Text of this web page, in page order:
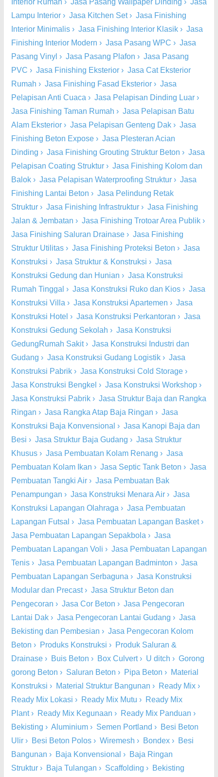
Interior Rumah › Jasa Pasang Wallpaper Dinding › Jasa
Lampu Interior › Jasa Kitchen Set› Jasa Finishing
Interior Minimalis › Jasa Finishing Interior Klasik › Jasa
Finishing Interior Modern › Jasa Pasang WPC › Jasa
Pasang Vinyl › Jasa Pasang Plafon › Jasa Pasang
PVC › Jasa Finishing Eksterior › Jasa Cat Eksterior
Rumah › Jasa Finishing Fasad Eksterior › Jasa
Pelapisan Anti Cuaca › Jasa Pelapisan Dinding Luar ›
Jasa Finishing Taman Rumah › Jasa Pelapisan Batu
Alam Eksterior › Jasa Pelapisan Genteng Dak › Jasa
Finishing Beton Expose › Jasa Plesteran Acian
Dinding › Jasa Finishing Grouting Struktur Beton › Jasa
Pelapisan Coating Struktur › Jasa Finishing Kolom dan
Balok › Jasa Pelapisan Waterproofing Struktur › Jasa
Finishing Lantai Beton › Jasa Pelindung Retak
Struktur › Jasa Finishing Infrastruktur › Jasa Finishing
Jalan & Jembatan › Jasa Finishing Trotoar Area Publik ›
Jasa Finishing Saluran Drainase › Jasa Finishing
Struktur Utilitas › Jasa Finishing Proteksi Beton › Jasa
Konstruksi › Jasa Struktur & Konstruksi › Jasa
Konstruksi Gedung dan Hunian › Jasa Konstruksi
Rumah Tinggal › Jasa Konstruksi Ruko dan Kios › Jasa
Konstruksi Villa › Jasa Konstruksi Apartemen › Jasa
Konstruksi Hotel › Jasa Konstruksi Perkantoran › Jasa
Konstruksi Gedung Sekolah › Jasa Konstruksi
GedungRumah Sakit› Jasa Konstruksi Industri dan
Gudang › Jasa Konstruksi Gudang Logistik › Jasa
Konstruksi Pabrik › Jasa Konstruksi Cold Storage ›
Jasa Konstruksi Bengkel › Jasa Konstruksi Workshop ›
Jasa Konstruksi Pabrik › Jasa Struktur Baja dan Rangka
Ringan › Jasa Rangka Atap Baja Ringan › Jasa
Konstruksi Baja Konvensional › Jasa Kanopi Baja dan
Besi › Jasa Struktur Baja Gudang › Jasa Struktur
Khusus › Jasa Pembuatan Kolam Renang › Jasa
Pembuatan Kolam Ikan › Jasa Septic Tank Beton › Jasa
Pembuatan Tangki Air › Jasa Pembuatan Bak
Penampungan › Jasa Konstruksi Menara Air › Jasa
Konstruksi Lapangan Olahraga › Jasa Pembuatan
Lapangan Futsal › Jasa Pembuatan Lapangan Basket›
Jasa Pembuatan Lapangan Sepakbola › Jasa
Pembuatan Lapangan Voli › Jasa Pembuatan Lapangan
Tenis › Jasa Pembuatan Lapangan Badminton › Jasa
Pembuatan Lapangan Serbaguna › Jasa Konstruksi
Modular dan Precast› Jasa Struktur Beton dan
Pengecoran › Jasa Cor Beton › Jasa Pengecoran
Lantai Dak › Jasa Pengecoran Lantai Gudang › Jasa
Bekisting dan Pembesian › Jasa Pengecoran Kolom
Beton › Produks Konstruksi › Produk Saluran &
Drainase › Buis Beton › Box Culvert› U ditch › Gorong
gorong Beton › Saluran Beton › Pipa Beton › Material
Konstruksi › Material Struktur Bangunan › Ready Mix ›
Ready Mix Lokasi › Ready Mix Mutu › Ready Mix
Plant› Ready Mix Kegunaan › Ready Mix Panduan ›
Bekisting › Aluminium › Semen Portland › Besi Beton
Ulir › Besi Beton Polos › Wiremesh › Bondex › Besi
Bangunan › Baja Konvensional › Baja Ringan
Struktur › Baja Tulangan › Scaffolding › Bekisting